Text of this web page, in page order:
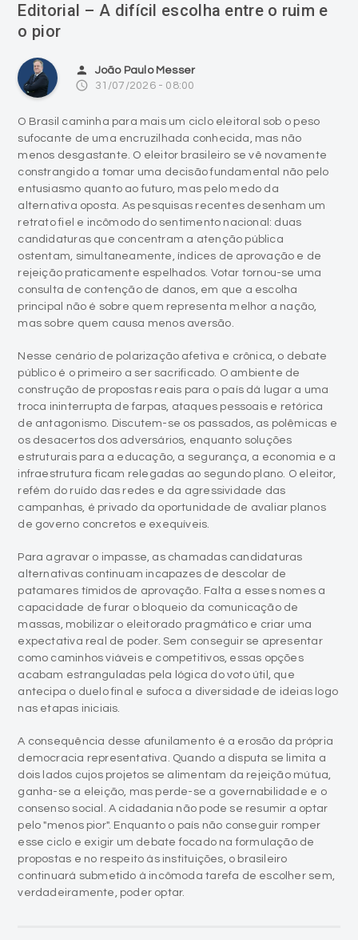
Editorial – A difícil escolha entre o ruim e
o pior
person João Paulo Messer
access_time 31/07/2026 - 08:00
O Brasil caminha para mais um ciclo eleitoral sob o peso
sufocante de uma encruzilhada conhecida, mas não
menos desgastante. O eleitor brasileiro se vê novamente
constrangido a tomar uma decisão fundamental não pelo
entusiasmo quanto ao futuro, mas pelo medo da
alternativa oposta. As pesquisas recentes desenham um
retrato fiel e incômodo do sentimento nacional: duas
candidaturas que concentram a atenção pública
ostentam, simultaneamente, índices de aprovação e de
rejeição praticamente espelhados. Votar tornou-se uma
consulta de contenção de danos, em que a escolha
principal não é sobre quem representa melhor a nação,
mas sobre quem causa menos aversão.
Nesse cenário de polarização afetiva e crônica, o debate
público é o primeiro a ser sacrificado. O ambiente de
construção de propostas reais para o país dá lugar a uma
troca ininterrupta de farpas, ataques pessoais e retórica
de antagonismo. Discutem-se os passados, as polêmicas e
os desacertos dos adversários, enquanto soluções
estruturais para a educação, a segurança, a economia e a
infraestrutura ficam relegadas ao segundo plano. O eleitor,
refém do ruído das redes e da agressividade das
campanhas, é privado da oportunidade de avaliar planos
de governo concretos e exequíveis.
Para agravar o impasse, as chamadas candidaturas
alternativas continuam incapazes de descolar de
patamares tímidos de aprovação. Falta a esses nomes a
capacidade de furar o bloqueio da comunicação de
massas, mobilizar o eleitorado pragmático e criar uma
expectativa real de poder. Sem conseguir se apresentar
como caminhos viáveis e competitivos, essas opções
acabam estranguladas pela lógica do voto útil, que
antecipa o duelo final e sufoca a diversidade de ideias logo
nas etapas iniciais.
A consequência desse afunilamento é a erosão da própria
democracia representativa. Quando a disputa se limita a
dois lados cujos projetos se alimentam da rejeição mútua,
ganha-se a eleição, mas perde-se a governabilidade e o
consenso social. A cidadania não pode se resumir a optar
pelo "menos pior". Enquanto o país não conseguir romper
esse ciclo e exigir um debate focado na formulação de
propostas e no respeito às instituições, o brasileiro
continuará submetido à incômoda tarefa de escolher sem,
verdadeiramente, poder optar.